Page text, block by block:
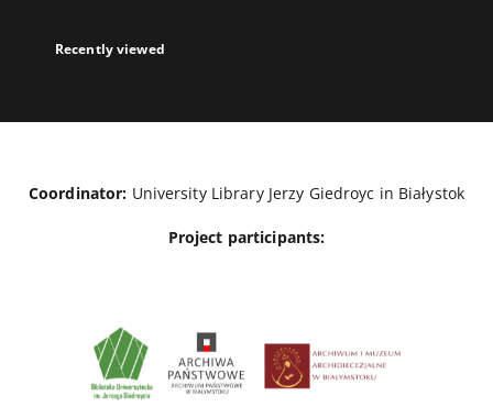
Recently viewed
Coordinator: University Library Jerzy Giedroyc in Białystok
Project participants: